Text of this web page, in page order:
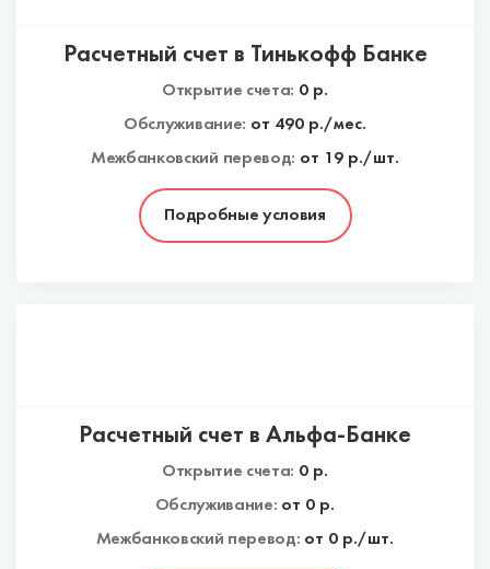
Подробные условия
Расчетный счет в Тинькофф Банке
Открытие счета: 0 р.
Обслуживание: от 490р./мес.
Межбанковский перевод: от 19 р./шт.
Расчетный счет в Альфа-Банке
Открытие счета: 0 р.
Обслуживание: от 0 р.
Межбанковский перевод: от 0 р./шт.